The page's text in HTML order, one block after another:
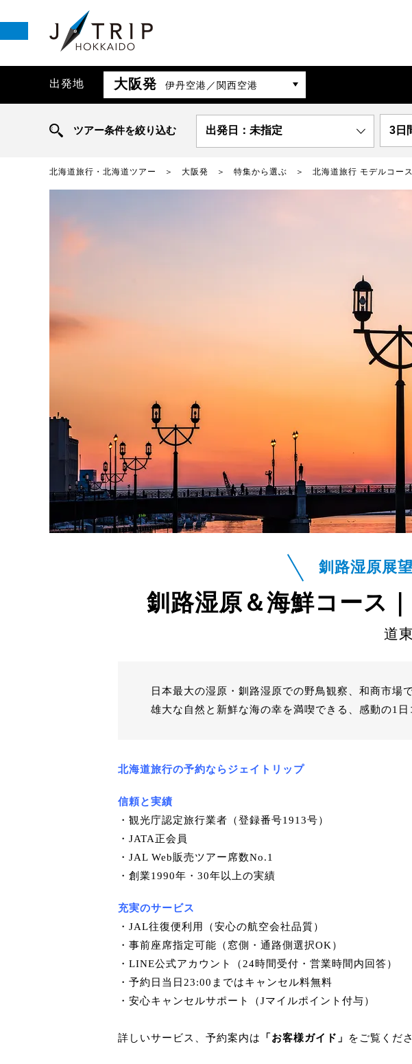
出発地 大阪発 伊丹空港／関西空港
ツアー条件を絞り込む 出発日：未指定 3日
北海道旅行・北海道ツアー 大阪発 特集から選ぶ 北海道旅行 モデルコー
釧路湿原展
釧路湿原＆海鮮コース
道
日本最大の湿原・釧路湿原での野鳥観察、和商市場
雄大な自然と新鮮な海の幸を満喫できる、感動の1日
北海道旅行の予約ならジェイトリップ
信頼と実績
・観光庁認定旅行業者（登録番号1913号）
・JATA正会員
・JAL Web販売ツアー席数No.1
・創業1990年・30年以上の実績
充実のサービス
・JAL往復便利用（安心の航空会社品質）
・事前座席指定可能（窓側・通路側選択OK）
・LINE公式アカウント（24時間受付・営業時間内回答）
・予約日当日23:00まではキャンセル料無料
・安心キャンセルサポート（Jマイルポイント付与）
詳しいサービス、予約案内は 「お客様ガイド」 をご覧くだ